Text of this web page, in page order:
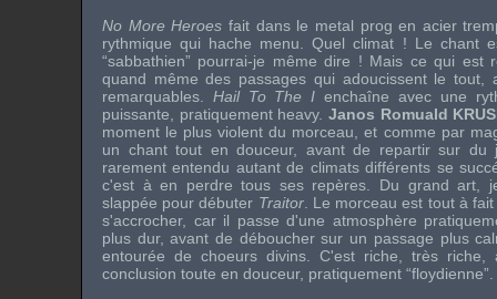
No More Heroes fait dans le metal prog en acier
rythmique qui hache menu. Quel climat ! Le chant
“sabbathien” pourrai-je même dire ! Mais ce qui est
quand même des passages qui adoucissent le tout,
remarquables. Hail To The I enchaîne avec une
puissante, pratiquement heavy. Janos Romuald
moment le plus violent du morceau, et comme par
un chant tout en douceur, avant de repartir sur du
rarement entendu autant de climats différents se
c'est à en perdre tous ses repères. Du grand art,
slappée pour débuter Traitor. Le morceau est tout à
s'accrocher, car il passe d'une atmosphère
plus dur, avant de déboucher sur un passage plus
entourée de choeurs divins. C'est riche, très
conclusion toute en douceur, pratiquement “floydienne”.